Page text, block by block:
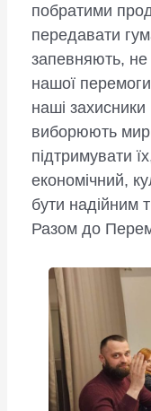
побратими
передавати
запевняють,
нашої
наші
виборюють
підтримувати
економічний,
бути надійним
Разом до